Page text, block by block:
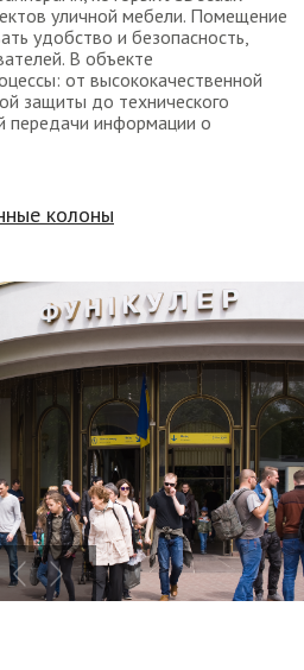
уличной мебели. Помещение
удобство и безопасность,
В объекте
от высококачественной
защиты до технического
передачи информации о
колоны